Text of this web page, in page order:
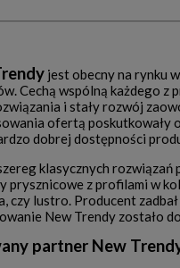
jest obecny na rynku
Cechą wspólną każdego
i stały rozwój
ofertą
dobrej dostępności
klasycznych rozwiązań
prysznicowe z profilami w
czy lustro. Producent
New Trendy zostało
partner New